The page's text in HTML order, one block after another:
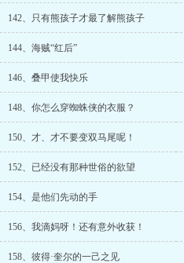
142、只有熊孩子才最了解熊孩子
144、海贼“红后”
146、叠甲使我快乐
148、你怎么穿蜘蛛侠的衣服？
150、才、才不要变双马尾呢！
152、已经没有那种世俗的欲望
154、是他们先动的手
156、我滴妈呀！还有意外收获！
158、彼得·奎尔的一己之见